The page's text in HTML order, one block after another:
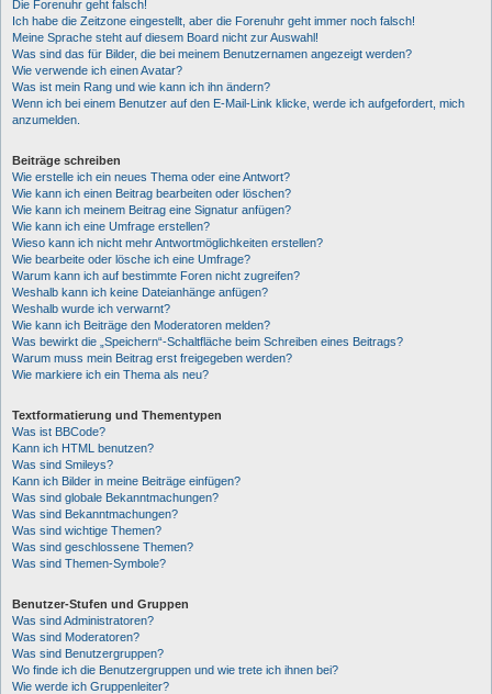
Die Forenuhr geht falsch!
Ich habe die Zeitzone eingestellt, aber die Forenuhr geht immer noch falsch!
Meine Sprache steht auf diesem Board nicht zur Auswahl!
Was sind das für Bilder, die bei meinem Benutzernamen angezeigt werden?
Wie verwende ich einen Avatar?
Was ist mein Rang und wie kann ich ihn ändern?
Wenn ich bei einem Benutzer auf den E-Mail-Link klicke, werde ich aufgefordert, mich
anzumelden.
Beiträge schreiben
Wie erstelle ich ein neues Thema oder eine Antwort?
Wie kann ich einen Beitrag bearbeiten oder löschen?
Wie kann ich meinem Beitrag eine Signatur anfügen?
Wie kann ich eine Umfrage erstellen?
Wieso kann ich nicht mehr Antwortmöglichkeiten erstellen?
Wie bearbeite oder lösche ich eine Umfrage?
Warum kann ich auf bestimmte Foren nicht zugreifen?
Weshalb kann ich keine Dateianhänge anfügen?
Weshalb wurde ich verwarnt?
Wie kann ich Beiträge den Moderatoren melden?
Was bewirkt die „Speichern“-Schaltfläche beim Schreiben eines Beitrags?
Warum muss mein Beitrag erst freigegeben werden?
Wie markiere ich ein Thema als neu?
Textformatierung und Thementypen
Was ist BBCode?
Kann ich HTML benutzen?
Was sind Smileys?
Kann ich Bilder in meine Beiträge einfügen?
Was sind globale Bekanntmachungen?
Was sind Bekanntmachungen?
Was sind wichtige Themen?
Was sind geschlossene Themen?
Was sind Themen-Symbole?
Benutzer-Stufen und Gruppen
Was sind Administratoren?
Was sind Moderatoren?
Was sind Benutzergruppen?
Wo finde ich die Benutzergruppen und wie trete ich ihnen bei?
Wie werde ich Gruppenleiter?